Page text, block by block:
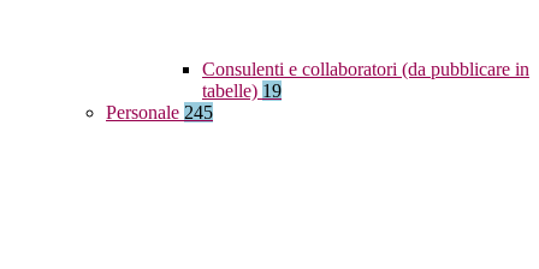
Consulenti e collaboratori (da pubblicare in
tabelle) 19
Personale 245